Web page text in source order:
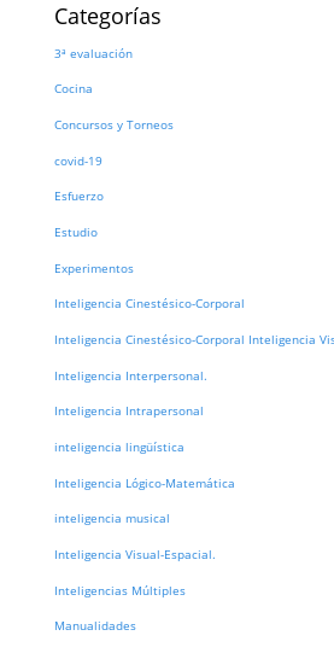
Categorías
3ª evaluación
Cocina
Concursos y Torneos
covid-19
Esfuerzo
Estudio
Experimentos
Inteligencia Cinestésico-Corporal
Inteligencia Cinestésico-Corporal Inteligencia
Inteligencia Interpersonal.
Inteligencia Intrapersonal
inteligencia lingüística
Inteligencia Lógico-Matemática
inteligencia musical
Inteligencia Visual-Espacial.
Inteligencias Múltiples
Manualidades